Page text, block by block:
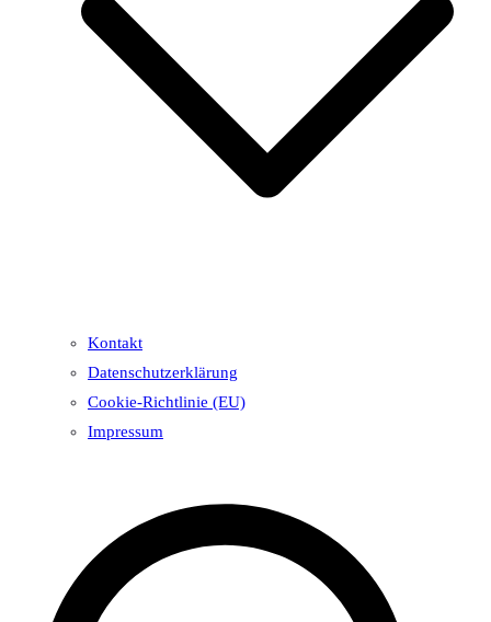
Kontakt
Datenschutzerklärung
Cookie-Richtlinie (EU)
Impressum